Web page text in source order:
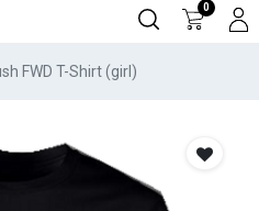
0
FWD T-Shirt (girl)